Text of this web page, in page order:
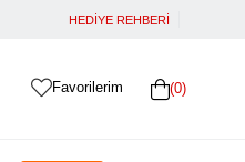
HEDİYE REHBERİ
0
Favorilerim